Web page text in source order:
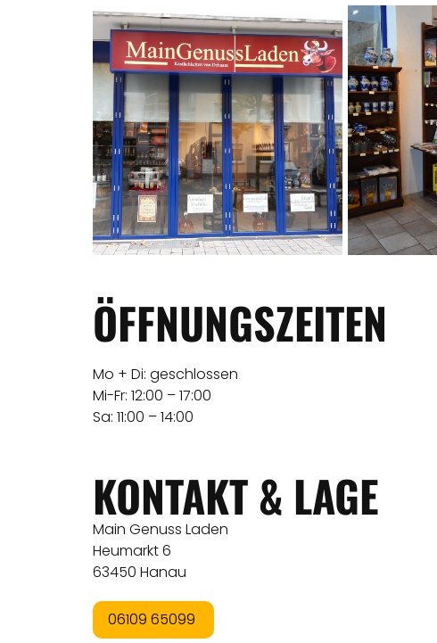
ÖFFNUNGSZEITEN
Mo + Di: geschlossen
Mi-Fr: 12:00 – 17:00
Sa: 11:00 – 14:00
KONTAKT & LAGE
Main Genuss Laden
Heumarkt 6
63450 Hanau
06109 65099